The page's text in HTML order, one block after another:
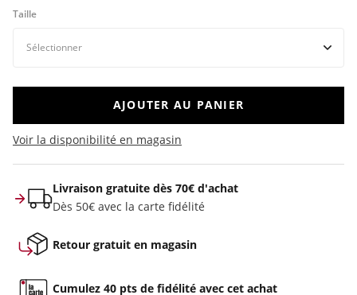
Taille
AJOUTER AU PANIER
Voir la disponibilité en magasin
Livraison gratuite dès 70€ d'achat
Dès 50€ avec la carte fidélité
Retour gratuit en magasin
Cumulez 40 pts de fidélité avec cet achat